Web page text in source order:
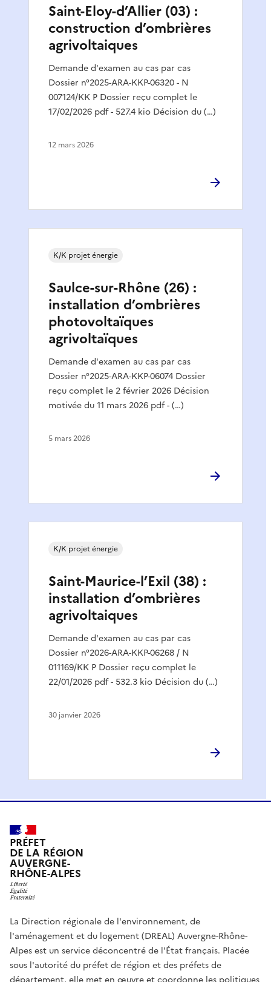
Saint-Eloy-d’Allier (03) :
construction d’ombrières
agrivoltaiques
Demande d'examen au cas par cas
Dossier n°2025-ARA-KKP-06320 - N
007124/KK P Dossier reçu complet le
17/02/2026 pdf - 527.4 kio Décision du (…)
12 mars 2026
Saulce-sur-Rhône (26) :
installation d’ombrières
photovoltaïques
agrivoltaïques
Demande d'examen au cas par cas
Dossier n°2025-ARA-KKP-06074 Dossier
reçu complet le 2 février 2026 Décision
motivée du 11 mars 2026 pdf - (…)
K/K projet énergie
5 mars 2026
Saint-Maurice-l’Exil (38) :
installation d’ombrières
agrivoltaiques
Demande d'examen au cas par cas
Dossier n°2026-ARA-KKP-06268 / N
011169/KK P Dossier reçu complet le
22/01/2026 pdf - 532.3 kio Décision du (…)
K/K projet énergie
30 janvier 2026
PRÉFET
DE LA RÉGION
AUVERGNE-
RHÔNE-ALPES
La Direction régionale de l'environnement, de
l'aménagement et du logement (DREAL) Auvergne-Rhône-
Alpes est un service déconcentré de l'État français. Placée
sous l'autorité du préfet de région et des préfets de